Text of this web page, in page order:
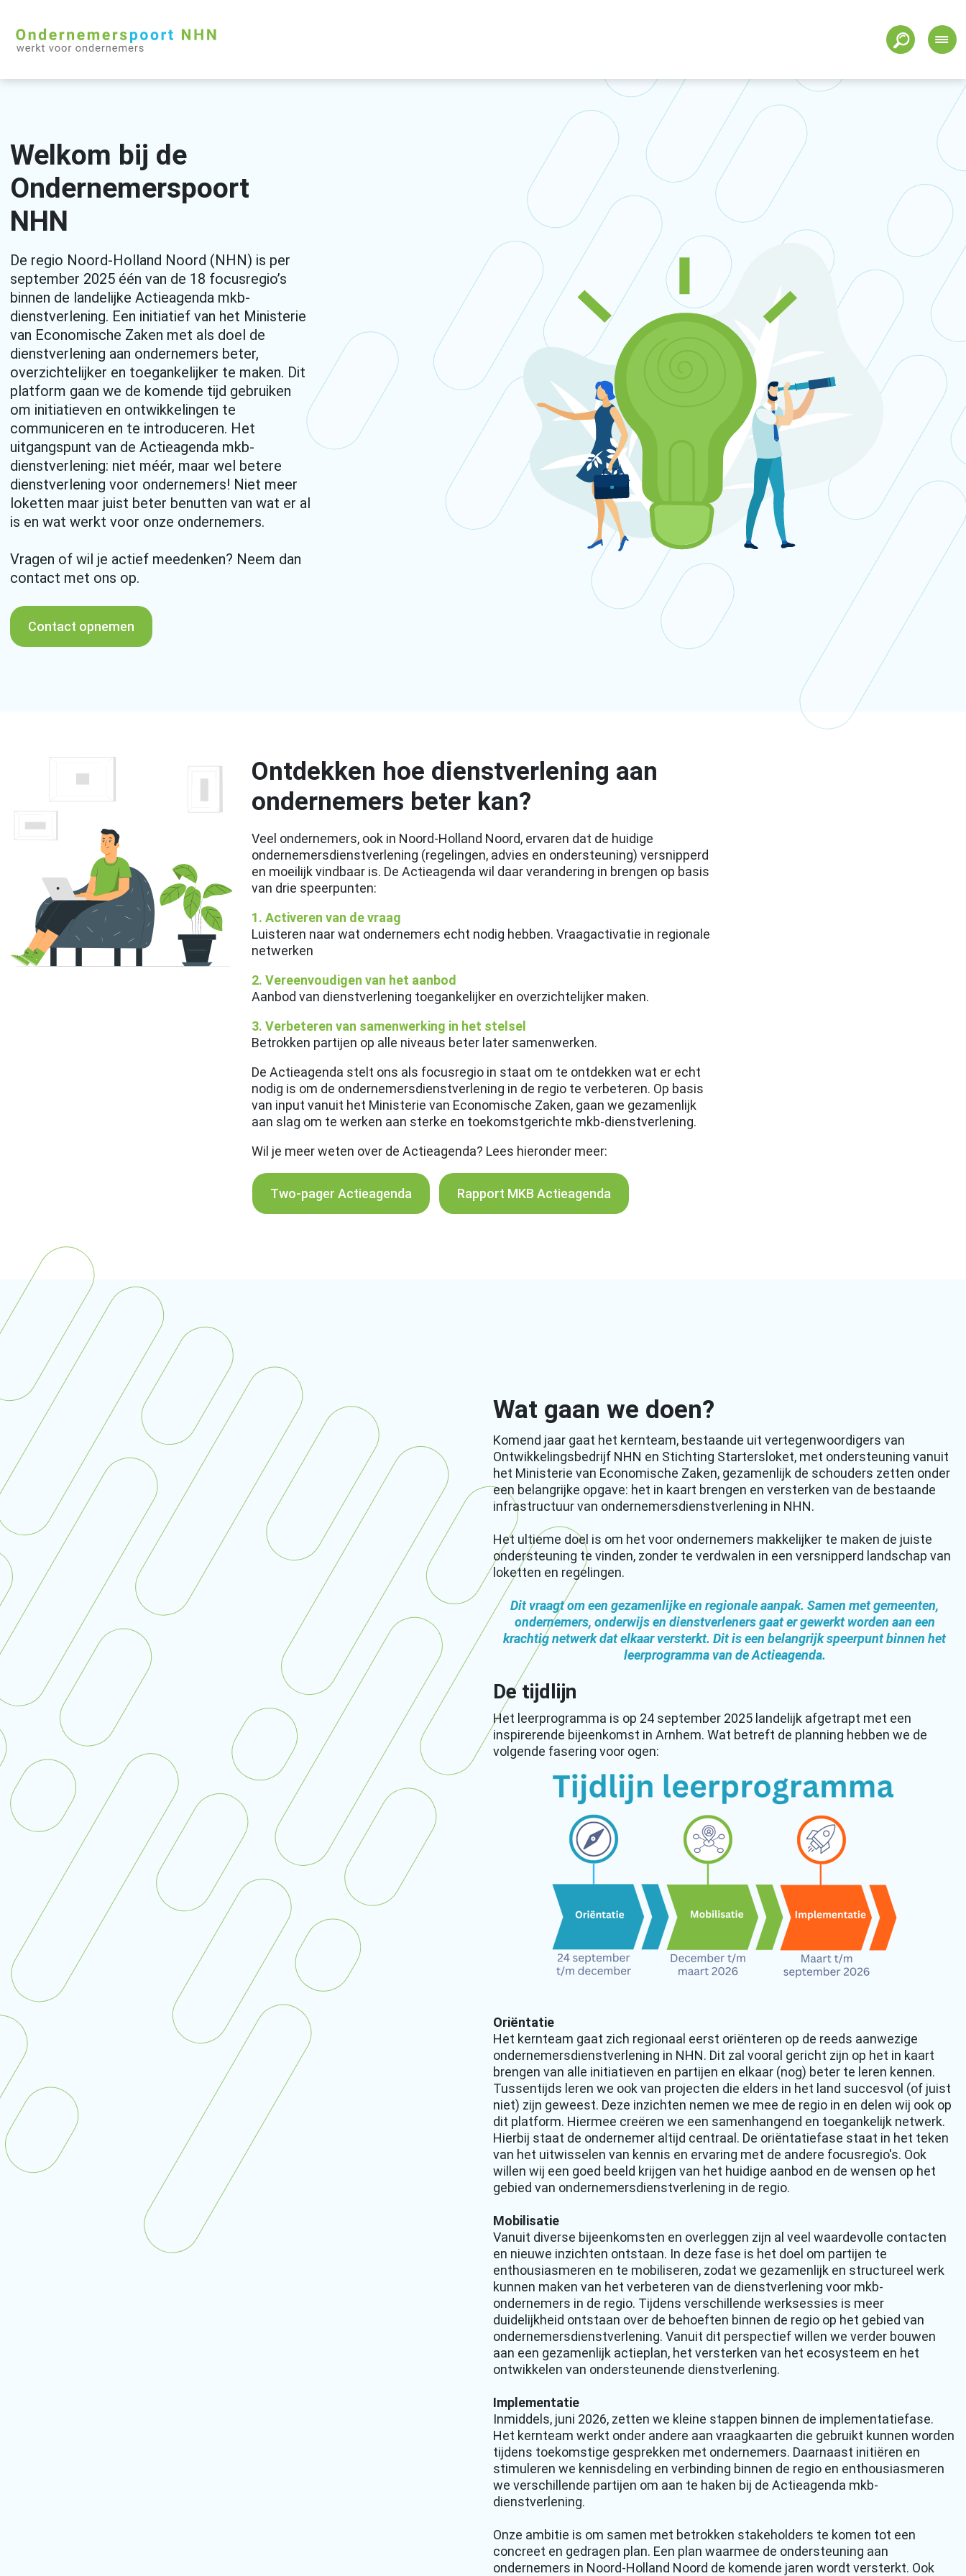
Welkom bij de
Ondernemerspoort
NHN
De regio Noord-Holland Noord (NHN) is per
september 2025 één van de 18 focusregio’s
binnen de landelijke Actieagenda mkb-
dienstverlening. Een initiatief van het Ministerie
van Economische Zaken met als doel de
dienstverlening aan ondernemers beter,
overzichtelijker en toegankelijker te maken. Dit
platform gaan we de komende tijd gebruiken
om initiatieven en ontwikkelingen te
communiceren en te introduceren. Het
uitgangspunt van de Actieagenda mkb-
dienstverlening: niet méér, maar wel betere
dienstverlening voor ondernemers! Niet meer
loketten maar juist beter benutten van wat er al
is en wat werkt voor onze ondernemers.
Vragen of wil je actief meedenken? Neem dan
contact met ons op.
Contact opnemen
Ontdekken hoe dienstverlening aan
ondernemers beter kan?
Veel ondernemers, ook in Noord-Holland Noord, ervaren dat de huidige
ondernemersdienstverlening (regelingen, advies en ondersteuning) versnipperd
en moeilijk vindbaar is. De Actieagenda wil daar verandering in brengen op basis
van drie speerpunten:
1. Activeren van de vraag
Luisteren naar wat ondernemers echt nodig hebben. Vraagactivatie in regionale
netwerken
2. Vereenvoudigen van het aanbod
Aanbod van dienstverlening toegankelijker en overzichtelijker maken.
3. Verbeteren van samenwerking in het stelsel
Betrokken partijen op alle niveaus beter later samenwerken.
De Actieagenda stelt ons als focusregio in staat om te ontdekken wat er echt
nodig is om de ondernemersdienstverlening in de regio te verbeteren. Op basis
van input vanuit het Ministerie van Economische Zaken, gaan we gezamenlijk
aan slag om te werken aan sterke en toekomstgerichte mkb-dienstverlening.
Wil je meer weten over de Actieagenda? Lees hieronder meer:
Two-pager Actieagenda Rapport MKB Actieagenda
Wat gaan we doen?
Komend jaar gaat het kernteam, bestaande uit vertegenwoordigers van
Ontwikkelingsbedrijf NHN en Stichting Startersloket, met ondersteuning vanuit
het Ministerie van Economische Zaken, gezamenlijk de schouders zetten onder
een belangrijke opgave: het in kaart brengen en versterken van de bestaande
infrastructuur van ondernemersdienstverlening in NHN.
Het ultieme doel is om het voor ondernemers makkelijker te maken de juiste
ondersteuning te vinden, zonder te verdwalen in een versnipperd landschap van
loketten en regelingen.
Dit vraagt om een gezamenlijke en regionale aanpak. Samen met gemeenten,
ondernemers, onderwijs en dienstverleners gaat er gewerkt worden aan een
krachtig netwerk dat elkaar versterkt. Dit is een belangrijk speerpunt binnen het
leerprogramma van de Actieagenda.
De tijdlijn
Het leerprogramma is op 24 september 2025 landelijk afgetrapt met een
inspirerende bijeenkomst in Arnhem. Wat betreft de planning hebben we de
volgende fasering voor ogen:
Oriëntatie
Het kernteam gaat zich regionaal eerst oriënteren op de reeds aanwezige
ondernemersdienstverlening in NHN. Dit zal vooral gericht zijn op het in kaart
brengen van alle initiatieven en partijen en elkaar (nog) beter te leren kennen.
Tussentijds leren we ook van projecten die elders in het land succesvol (of juist
niet) zijn geweest. Deze inzichten nemen we mee de regio in en delen wij ook op
dit platform. Hiermee creëren we een samenhangend en toegankelijk netwerk.
Hierbij staat de ondernemer altijd centraal. De oriëntatiefase staat in het teken
van het uitwisselen van kennis en ervaring met de andere focusregio's. Ook
willen wij een goed beeld krijgen van het huidige aanbod en de wensen op het
gebied van ondernemersdienstverlening in de regio.
Mobilisatie
Vanuit diverse bijeenkomsten en overleggen zijn al veel waardevolle contacten
en nieuwe inzichten ontstaan. In deze fase is het doel om partijen te
enthousiasmeren en te mobiliseren, zodat we gezamenlijk en structureel werk
kunnen maken van het verbeteren van de dienstverlening voor mkb-
ondernemers in de regio. Tijdens verschillende werksessies is meer
duidelijkheid ontstaan over de behoeften binnen de regio op het gebied van
ondernemersdienstverlening. Vanuit dit perspectief willen we verder bouwen
aan een gezamenlijk actieplan, het versterken van het ecosysteem en het
ontwikkelen van ondersteunende dienstverlening.
Implementatie
Inmiddels, juni 2026, zetten we kleine stappen binnen de implementatiefase.
Het kernteam werkt onder andere aan vraagkaarten die gebruikt kunnen worden
tijdens toekomstige gesprekken met ondernemers. Daarnaast initiëren en
stimuleren we kennisdeling en verbinding binnen de regio en enthousiasmeren
we verschillende partijen om aan te haken bij de Actieagenda mkb-
dienstverlening.
Onze ambitie is om samen met betrokken stakeholders te komen tot een
concreet en gedragen plan. Een plan waarmee de ondersteuning aan
ondernemers in Noord-Holland Noord de komende jaren wordt versterkt. Ook